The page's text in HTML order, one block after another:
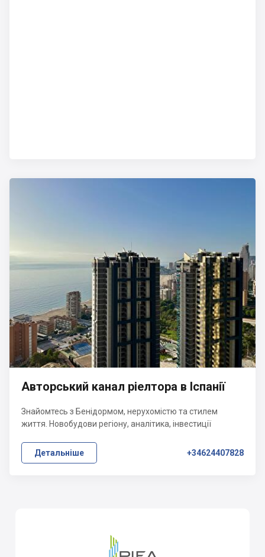
Авторський канал ріелтора в Іспанії
Знайомтесь з Бенідормом, нерухомістю та стилем
життя. Новобудови регіону, аналітика, інвестиції
Детальніше +34624407828